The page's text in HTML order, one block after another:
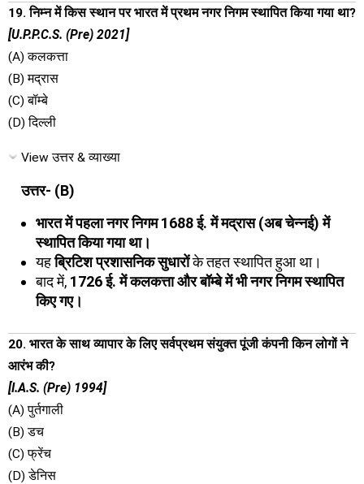
19. निम्न में किस स्थान पर भारत में प्रथम नगर निगम स्थापित किया गया था?
[U.P.P.C.S. (Pre) 2021]
(A) कलकत्ता
(B) मद्रास
(C) बॉम्बे
(D) दिल्ली
View उत्तर & व्याख्या
उत्तर- (B)
भारत में पहला नगर निगम 1688 ई. में मद्रास (अब चेन्नई) में
स्थापित किया गया था।
यहब्रिटिश प्रशासनिक सुधारोंके तहत स्थापित हुआ था।
बाद में, 1726 ई. में कलकत्ता और बॉम्बे में भी नगर निगम स्थापित
किए गए।
20. भारत के साथ व्यापार के लिए सर्वप्रथम संयुक्त पूंजी कंपनी किन लोगों ने
आरंभ की?
[I.A.S. (Pre) 1994]
(A) पुर्तगाली
(B) डच
(C) फ्रेंच
(D) डेनिस